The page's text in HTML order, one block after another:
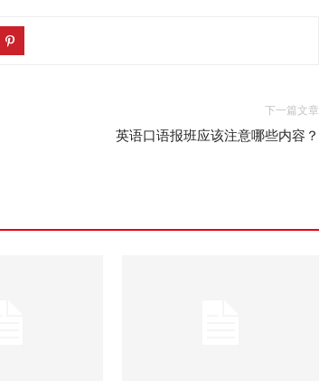
下一篇文章
英语口语报班应该注意哪些内容？